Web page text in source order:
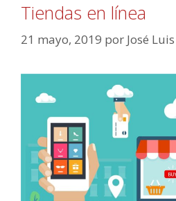
Tiendas en línea
21 mayo, 2019 por José